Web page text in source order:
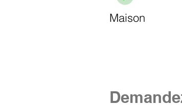
Maison